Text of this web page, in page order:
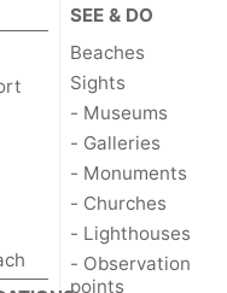
SEE & DO
Beaches
Sights
- Museums
- Galleries
- Monuments
- Churches
- Lighthouses
- Observation
points